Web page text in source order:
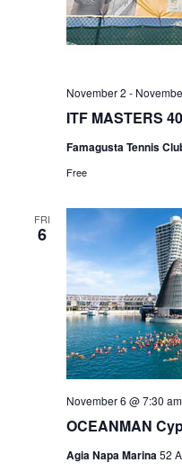
ITF MASTERS
November 2 -
Famagusta Tennis
Free
FRI
6
OCEANMAN
November 6 @ 7:30 am
Agia Napa Marina52